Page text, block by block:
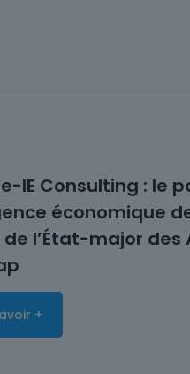
IE Consulting : le
économique
de l’État-major des
+